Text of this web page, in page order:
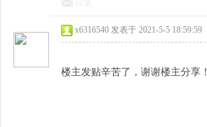
x6316540 发表于 2021-5-5 18:59:59
楼主发贴辛苦了，谢谢楼主分享！